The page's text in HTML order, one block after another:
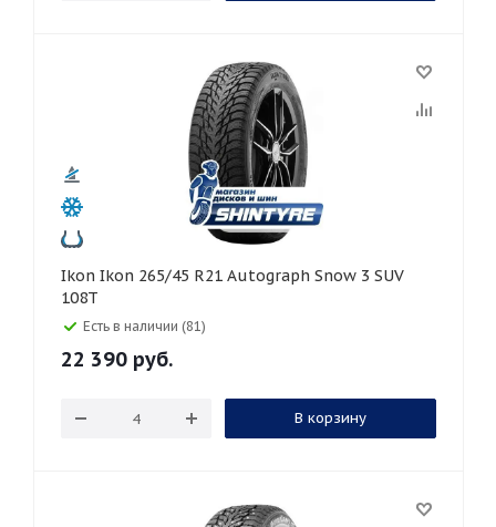
Ikon Ikon 265/45 R21 Autograph Snow 3 SUV
108T
Есть в наличии (81)
22 390 руб.
В корзину